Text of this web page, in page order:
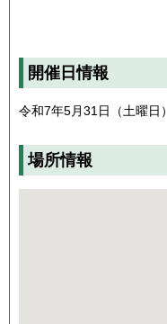
開催日情報
令和7年5月31日（土曜日
場所情報